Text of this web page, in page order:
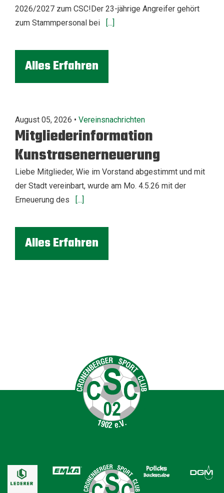
2026/2027 zum CSC!Der 23-jährige Angreifer gehört
zum Stammpersonal bei
[...]
Alles Erfahren
August 05, 2026 • Vereinsnachrichten
Mitgliederinformation
Kunstrasenerneuerung
Liebe Mitglieder, Wie im Vorstand abgestimmt und mit
der Stadt vereinbart, wurde am Mo. 4.5.26 mit der
Erneuerung des
[...]
Alles Erfahren